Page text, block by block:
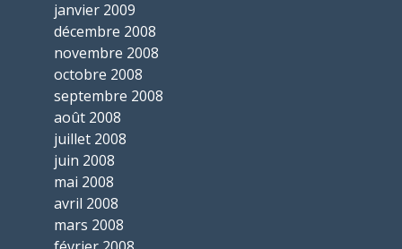
janvier 2009
décembre 2008
novembre 2008
octobre 2008
septembre 2008
août 2008
juillet 2008
juin 2008
mai 2008
avril 2008
mars 2008